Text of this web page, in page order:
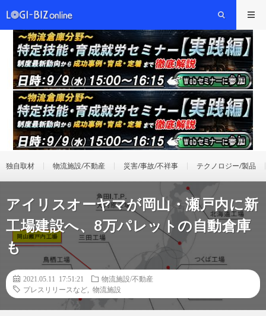
独自取材 物流施設/不動産 災害/事故/不祥事 テクノロジー/製品
アイリスオーヤマが岡山・瀬戸内に新
工場建設へ、8万パレットの自動倉庫
も
2021.05.11 17:51:21
物流施設/不動産
プレスリリースなど
物流施設